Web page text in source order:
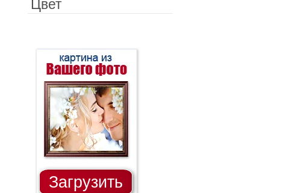
Цвет
Загрузить